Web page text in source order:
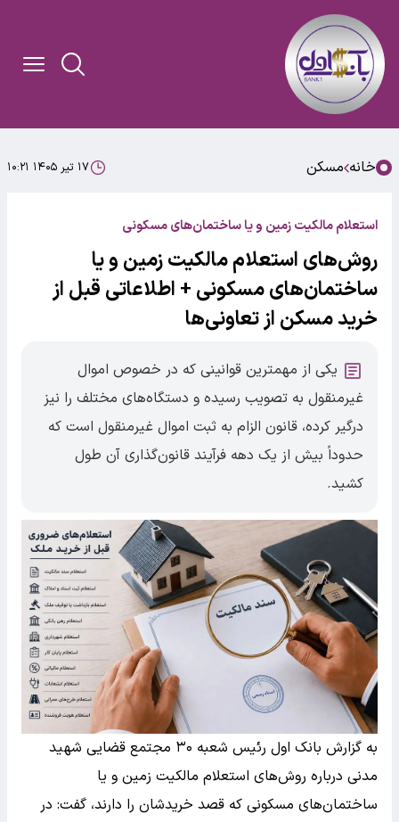
خانه مسکن ۱۷ تیر ۱۴۰۵ ۱۰:۲۱
استعلام مالکیت زمین و یا ساختمان‌های مسکونی
روش‌های استعلام مالکیت زمین و یا
ساختمان‌های مسکونی + اطلاعاتی قبل از
خرید مسکن از تعاونی‌ها
یکی از مهمترین قوانینی که در خصوص اموال
غیرمنقول به تصویب رسیده و دستگاه‌های مختلف را نیز
درگیر کرده، قانون الزام به ثبت اموال غیرمنقول است که
حدوداً بیش از یک دهه فرآیند قانون‌گذاری آن طول
کشید.
به گزارش بانک اول رئیس شعبه ۳۰ مجتمع قضایی شهید
مدنی درباره روش‌های استعلام مالکیت زمین و یا
ساختمان‌های مسکونی که قصد خریدشان را دارند، گفت: در